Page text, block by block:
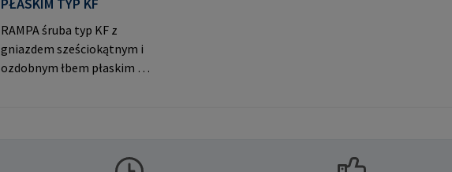
PŁASKIM TYP KF
RAMPA śruba typ KF z
gniazdem sześciokątnym i
ozdobnym łbem płaskim do
Mail: mail@rampa.com